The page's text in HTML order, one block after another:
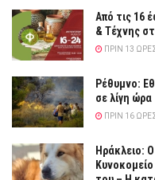
Από τις 16
& Τέχνης
ΠΡΙΝ 13
Ρέθυμνο:
σε λίγη ώρα
ΠΡΙΝ 16
Ηράκλειο: